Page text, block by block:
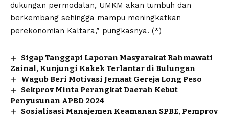
dukungan permodalan, UMKM akan tumbuh dan
berkembang sehingga mampu meningkatkan
perekonomian Kaltara,” pungkasnya. (*)
Sigap Tanggapi Laporan Masyarakat Rahmawati
Zainal, Kunjungi Kakek Terlantar di Bulungan
Wagub Beri Motivasi Jemaat Gereja Long Peso
Sekprov Minta Perangkat Daerah Kebut
Penyusunan APBD 2024
Sosialisasi Manajemen Keamanan SPBE, Pemprov